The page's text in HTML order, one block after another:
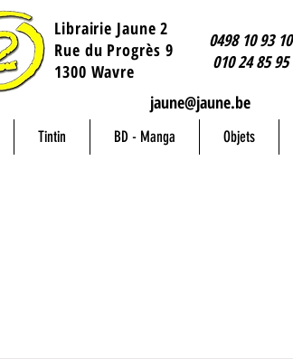
Librairie Jaune 2
​Rue du Progrès 9
1300 Wavre
0498 10 93 10
010 24 85 95
jaune@jaune.be
Tintin BD - Manga Objets